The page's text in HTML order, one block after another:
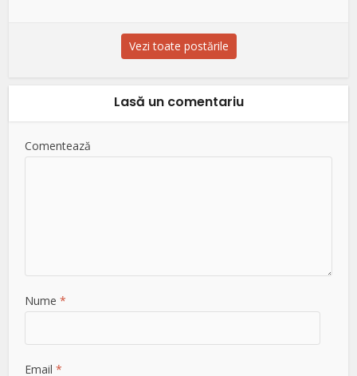
Vezi toate postările
Lasă un comentariu
Comentează
Nume*
Email*